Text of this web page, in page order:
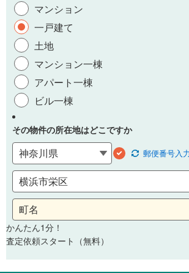
マンション
一戸建て
土地
マンション一棟
アパート一棟
ビル一棟
その物件の所在地はどこですか
郵便番号入
かんたん1分！
査定依頼スタート（無料）